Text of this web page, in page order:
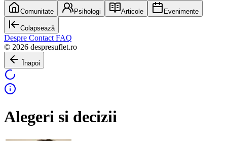
Comunitate Psihologi Articole Evenimente
Colapsează
Despre Contact FAQ
© 2026 despresuflet.ro
Înapoi
Alegeri si decizii